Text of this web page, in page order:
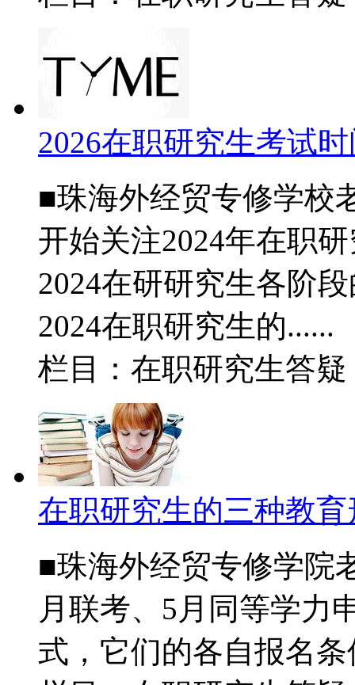
2026在职研究生考试
■珠海外经贸专修学校
开始关注2024年在职
2024在研研究生各阶
2024在职研究生的......
栏目：在职研究生
在职研究生的三种教
■珠海外经贸专修学院
月联考、5月同等学力
式，它们的各自报名条